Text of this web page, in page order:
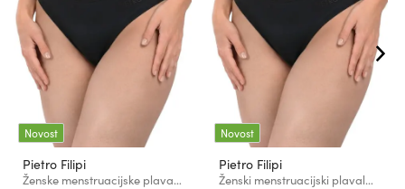
Novost
Pietro Filipi
Ženske menstruacijske plavalne hlače Pietro Filipi Femme nizke heavy crne spodnji del
Novost
Pietro Filipi
Ženski menstruacijski plavalni kostum Pietro Filipi Femme nizek moderate črni spodnji del